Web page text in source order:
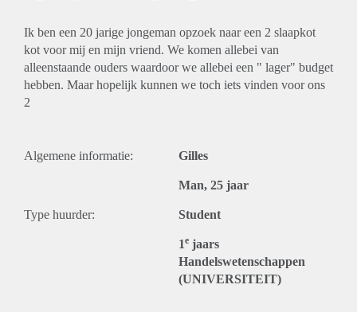
Ik ben een 20 jarige jongeman opzoek naar een 2 slaapkot
kot voor mij en mijn vriend. We komen allebei van
alleenstaande ouders waardoor we allebei een " lager" budget
hebben. Maar hopelijk kunnen we toch iets vinden voor ons
2
Algemene informatie: Gilles
Man, 25 jaar
Type huurder: Student
1e jaars
Handelswetenschappen
(UNIVERSITEIT)